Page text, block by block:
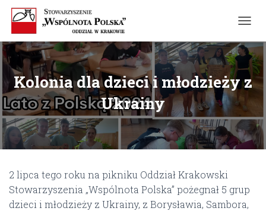
O
G
E
N
A
V
I
G
O
Kolonia dla dzieci i młodzieży z
Ukrainy
2 lipca tego roku na pikniku Oddział Krakowski
Stowarzyszenia „Wspólnota Polska” pożegnał 5 grup
dzieci i młodzieży z Ukrainy, z Borysławia, Sambora,